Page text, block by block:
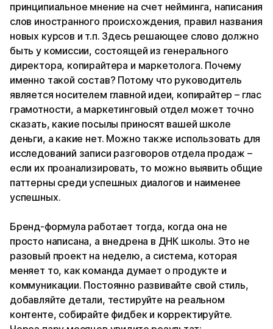
принципиальное мнение на счет нейминга, написания
слов иностранного происхождения, правил названия
новых курсов и т.п. Здесь решающее слово должно
быть у комиссии, состоящей из генерального
директора, копирайтера и маркетолога. Почему
именно такой состав? Потому что руководитель
является носителем главной идеи, копирайтер – глас
грамотности, а маркетинговый отдел может точно
сказать, какие посылы приносят вашей школе
деньги, а какие нет. Можно также использовать для
исследований записи разговоров отдела продаж –
если их проанализировать, то можно выявить общие
паттерны среди успешных диалогов и наименее
успешных.
Бренд-формула работает тогда, когда она не
просто написана, а внедрена в ДНК школы. Это не
разовый проект на неделю, а система, которая
меняет то, как команда думает о продукте и
коммуникации. Постоянно развивайте свой стиль,
добавляйте детали, тестируйте на реальном
контенте, собирайте фидбек и корректируйте.